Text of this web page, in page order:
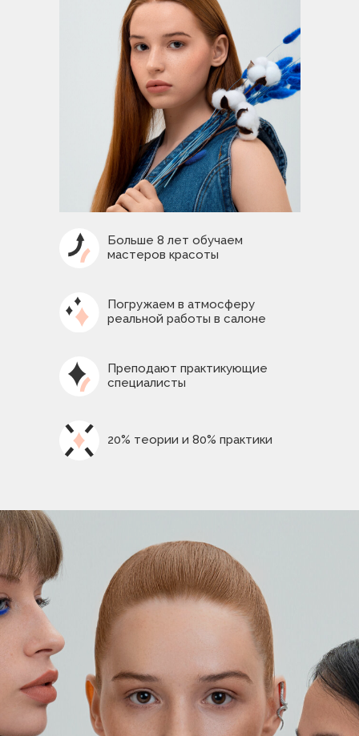
Погружаем в атмосферу
реальной работы в салоне
Больше 8 лет обучаем
мастеров красоты
Преподают практикующие
специалисты
20% теории и 80% практики